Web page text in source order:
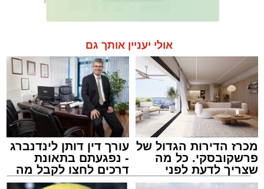
אולי יעניין אותך גם
מכרז הדירות הגדול של
פרשקובסקי. כל מה
שצריך לדעת לפני
שמגישים הצעה לדירה
עורך דין דותן לינדנברג
- נפגעתם בתאונת
דרכים לחצו לקבל מה
שמגיע לכם